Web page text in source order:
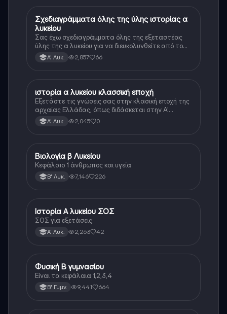
Ιστορία
Σχεδιαγράμματα όλης της ύλης ιστορίας α
λυκείου
Σας έχω σχεδιαγράμματα όλης της εξεταστέας
ύλης της α λυκείου για να διευκολυνθείτε από το
τεράστιο βάρος του βιβλίου
Α' Λυκ. 2,857 66
Ιστορία
ιστορία α λυκείου κλασσική εποχή
Εξετάστε τις γνώσεις σας στην κλασική εποχή της
αρχαίας Ελλάδας, όπως διδάσκεται στην Α'
Λυκείου.Α' Λυκ. 2,045 0
Βιολογία
Βιολογία β Λυκείου
Κεφάλαιο 1 άνθρωπος και υγεία
Β' Λυκ. 7,146 226
Ιστορία
Ιστορία Α λυκείου ΣΟΣ
ΣΟΣ για εξετάσεις
Α' Λυκ. 2,263 42
Φυσική
Φυσική Β γυμνασίου
Είναι τα κεφάλαια 1,2,3,4
Β' Γυμν. 9,441 664